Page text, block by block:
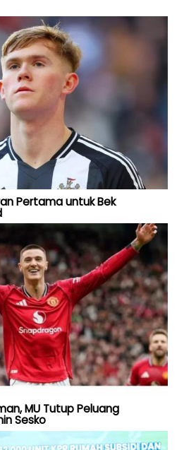
Pertama untuk Bek
MU Tutup Peluang
Sesko